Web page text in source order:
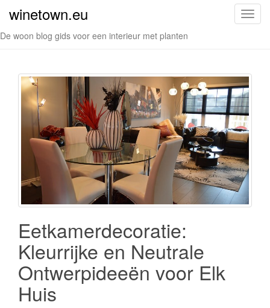
S
k
e
l
n
a
v
g
t
i
winetown.eu
De woon blog gids voor een interieur met planten
Eetkamerdecoratie:
Kleurrijke en Neutrale
Ontwerpideeën voor Elk
Huis